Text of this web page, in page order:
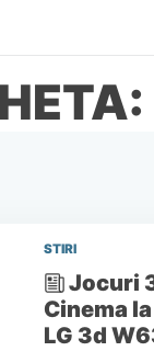
STIRI
Jocuri
Cinema
LG 3d